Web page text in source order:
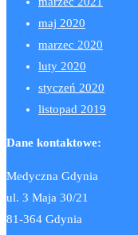
maj 2020
marzec 2020
luty 2020
styczeń 2020
listopad 2019
Dane kontaktowe:
Medyczna Gdynia
ul. 3 Maja 30/21
81-364 Gdynia